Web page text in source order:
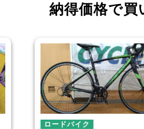
納得価格で買
ロードバイク